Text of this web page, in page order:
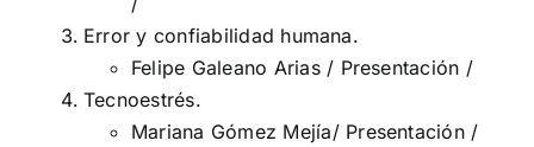
Error y confiabilidad humana.
Felipe Galeano Arias / Presentación /
Tecnoestrés.
Mariana Gómez Mejía/ Presentación/